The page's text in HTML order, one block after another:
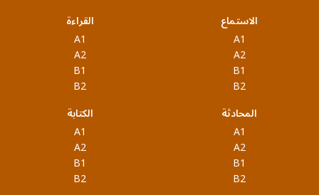
الاستماع
A1
A2
B1
B2
القراءة
A1
A2
B1
B2
المحادثة
A1
A2
B1
B2
الكتابة
A1
A2
B1
B2